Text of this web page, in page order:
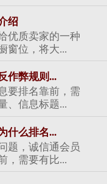
绍
优质卖家的一种
窗位，将大...
作弊规则...
要排名靠前，需
、信息标题...
什么排名...
题，诚信通会员
，需要有比...